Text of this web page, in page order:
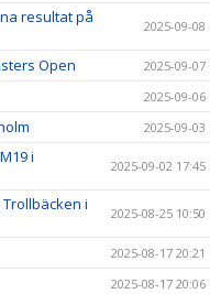
resultat på
2025-09-08
Open 2025-09-07
2025-09-06
2025-09-03
i
2025-09-02 17:45
i
2025-08-25 10:50
2025-08-17 20:21
2025-08-17 20:06